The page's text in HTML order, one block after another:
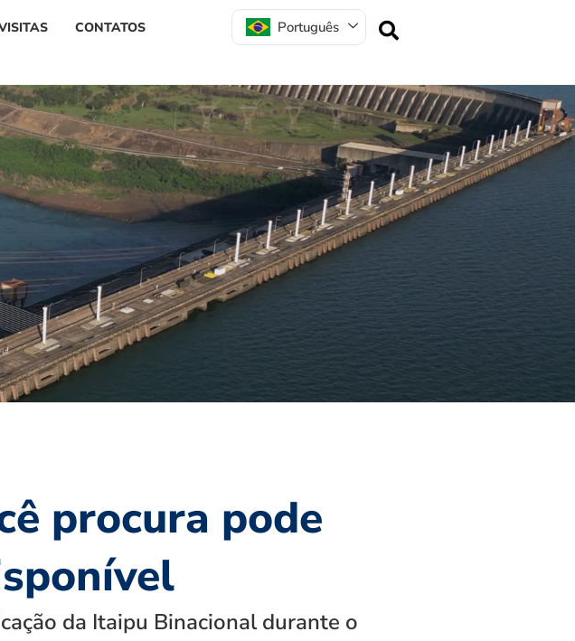
CONTATOS Português
procura pode
da Itaipu Binacional durante o